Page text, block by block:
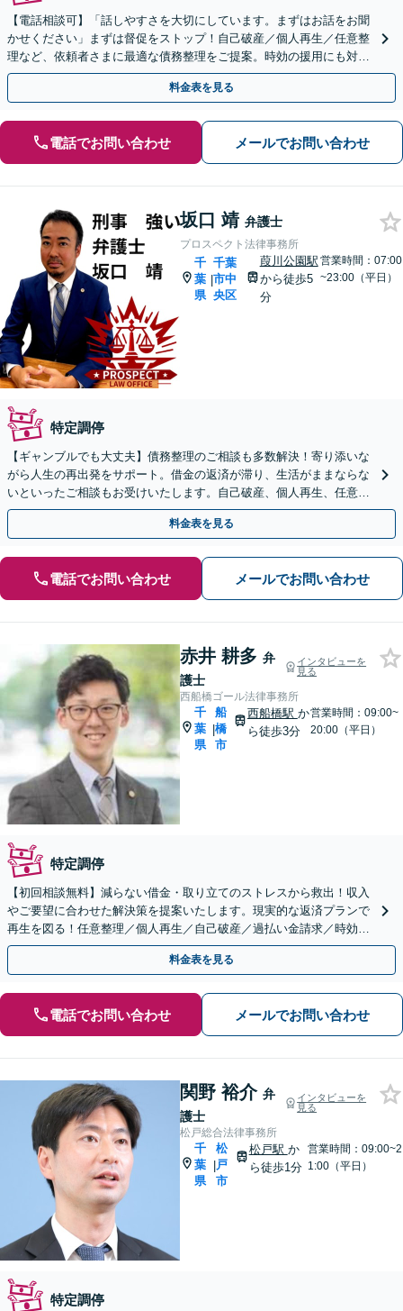
【電話相談可】「話しやすさを大切にしています。まずはお話をお聞
かせください」まずは督促をストップ！自己破産／個人再生／任意整
理など、依頼者さまに最適な債務整理をご提案。時効の援用にも対応
【夜間・休日面談可】【葭川公園駅5分】
料金表を見る
電話でお問い合わせ メールでお問い合わせ
坂口 靖 弁護士
プロスペクト法律事務所
千
葉
県
|
千葉
市中
央区
葭川公園駅
から徒歩5
分
営業時間：07:00
~23:00（平日）
特定調停
【ギャンブルでも大丈夫】債務整理のご相談も多数解決！寄り添いな
がら人生の再出発をサポート。借金の返済が滞り、生活がままならな
いといったご相談もお受けいたします。自己破産、個人再生、任意整
理から、最適な方法を一緒に考えましょう【分割払い可】
料金表を見る
電話でお問い合わせ メールでお問い合わせ
赤井 耕多 弁
護士
インタビューを
見る
西船橋ゴール法律事務所
千
葉
県
|
船
橋
市
西船橋駅 か
ら徒歩3分
営業時間：09:00~
20:00（平日）
特定調停
【初回相談無料】減らない借金・取り立てのストレスから救出！収入
やご要望に合わせた解決策を提案いたします。現実的な返済プランで
再生を図る！任意整理／個人再生／自己破産／過払い金請求／時効の
援用【夜間・休日面談可】【西船橋駅3分】
料金表を見る
電話でお問い合わせ メールでお問い合わせ
関野 裕介 弁
護士
インタビューを
見る
松戸総合法律事務所
千
葉
県
|
松
戸
市
松戸駅 か
ら徒歩1分
営業時間：09:00~2
1:00（平日）
特定調停